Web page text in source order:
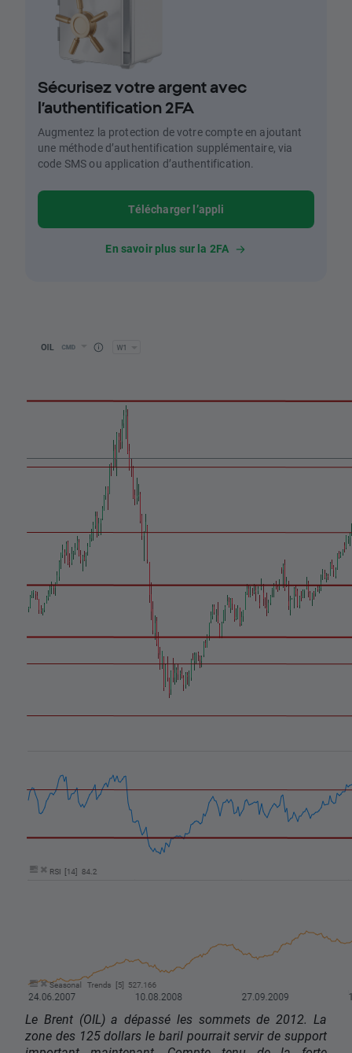
Sécurisez votre argent avec
l’authentification 2FA
Augmentez la protection de votre compte en ajoutant
une méthode d’authentification supplémentaire, via
code SMS ou application d’authentification.
Télécharger l’appli
En savoir plus sur la 2FA
Le Brent (OIL) a dépassé les sommets de 2012. La
zone des 125 dollars le baril pourrait servir de support